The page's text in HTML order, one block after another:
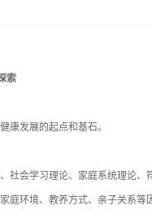
索
发展的起点和基石。
会学习理论、家庭系统理论、
环境、教养方式、亲子关系